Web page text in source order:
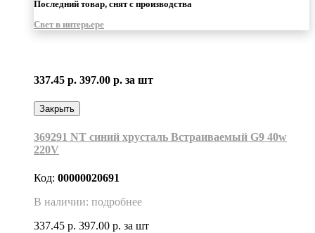
Последний товар, снят с производства
Свет в интерьере
337.45 р. 397.00 р. за шт
Закрыть
369291 NT синий хрусталь Встраиваемый G9 40w
220V
Код: 00000020691
В наличии: подробнее
337.45 р. 397.00 р. за шт